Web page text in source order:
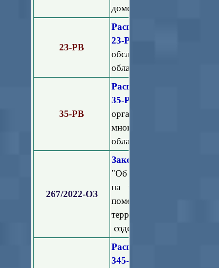
домов, расположенных на
23-РВ
Распоряжение
23-РВ
обслуживания лифтов в
области"
35-РВ
Распоряжение
35-РВ
организаций,
многоквартирными
области"
267/2022-ОЗ
Закон Московской
"Об определении состава
на праве общей
помещений в
территории
содержанием общего
Распоряжение
345-РВ